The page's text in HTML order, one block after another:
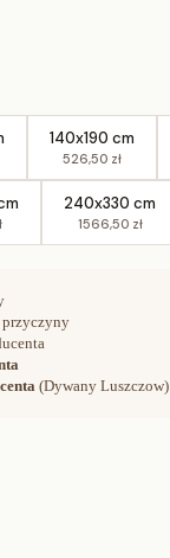
140x190 cm
526,50 zł
240x330 cm
1566,50 zł
przyczyny
(Dywany Luszczow)